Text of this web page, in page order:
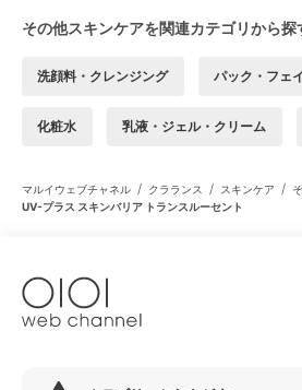
その他スキンケアを関連カテゴリから探
洗顔料・クレンジング パック・フェ
化粧水 乳液・ジェル・クリーム
マルイウェブチャネル / クラランス / スキンケア /
UV-プラス スキンバリア トランスルーセント